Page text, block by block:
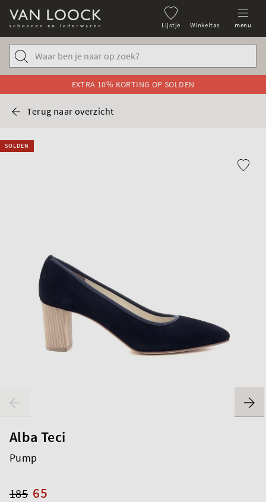
Lijstje Winkeltas menu
EXTRA 10% KORTING OP SOLDEN
Terug naar overzicht
SOLDEN
Alba Teci
Pump
65
185